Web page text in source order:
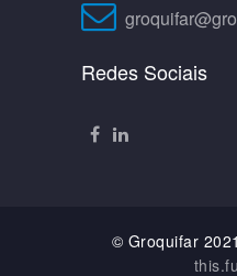
Redes Sociais
© Groquifar